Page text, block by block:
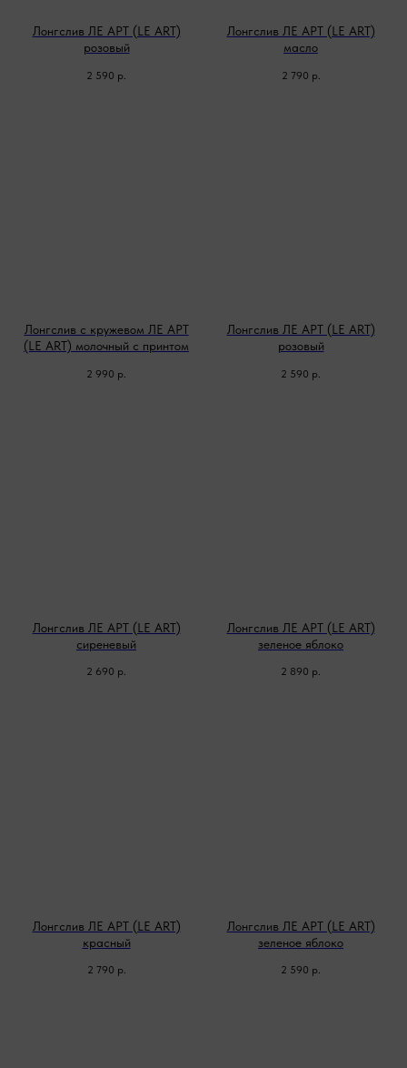
Лонгслив ЛЕ АРТ (LE ART)
розовый
2 590 р.
Лонгслив ЛЕ АРТ (LE ART)
масло
2 790 р.
Лонгслив с кружевом ЛЕ АРТ
(LE ART) молочный с принтом
2 990 р.
Лонгслив ЛЕ АРТ (LE ART)
розовый
2 590 р.
Лонгслив ЛЕ АРТ (LE ART)
сиреневый
2 690 р.
Лонгслив ЛЕ АРТ (LE ART)
зеленое яблоко
2 890 р.
Лонгслив ЛЕ АРТ (LE ART)
красный
2 790 р.
Лонгслив ЛЕ АРТ (LE ART)
зеленое яблоко
2 590 р.